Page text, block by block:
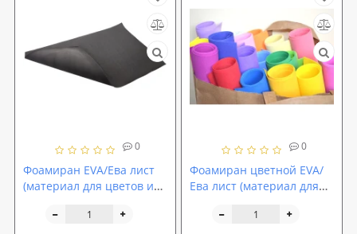
0
Фоамиран EVA/Ева лист
(материал для цветов и
тиснением SoundProOFF
0
Фоамиран цветной EVA/
Ева лист (материал для
1500x1000x3мм